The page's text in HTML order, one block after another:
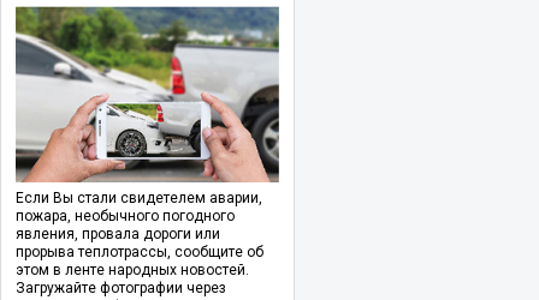
Если Вы стали свидетелем аварии,
пожара, необычного погодного
явления, провала дороги или
прорыва теплотрассы, сообщите об
этом в ленте народных новостей.
Загружайте фотографии через